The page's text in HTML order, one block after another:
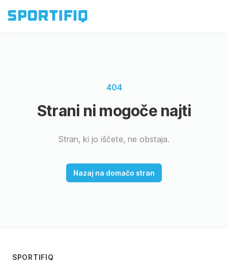
404
Strani ni mogoče najti
Stran, ki jo iščete, ne obstaja.
Nazaj na domačo stran
SPORTIFIQ